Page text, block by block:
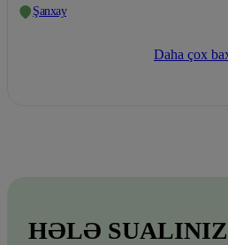
Şanxay
Daha çox
HƏLƏ SUALINIZ